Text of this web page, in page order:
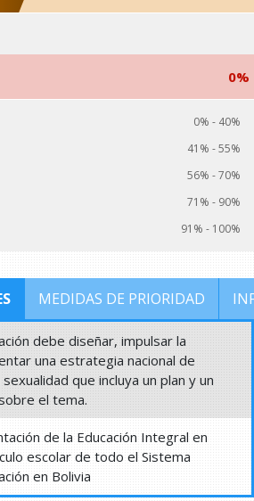
0%
0% - 40%
41% - 55%
56% - 70%
71% - 90%
91% - 100%
MEDIDAS DE PRIORIDAD
debe diseñar, impulsar la
una estrategia nacional de
que incluya un plan y un
el tema.
de la Educación Integral en
escolar de todo el Sistema
en Bolivia